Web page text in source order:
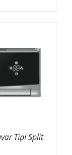
Tipi Split